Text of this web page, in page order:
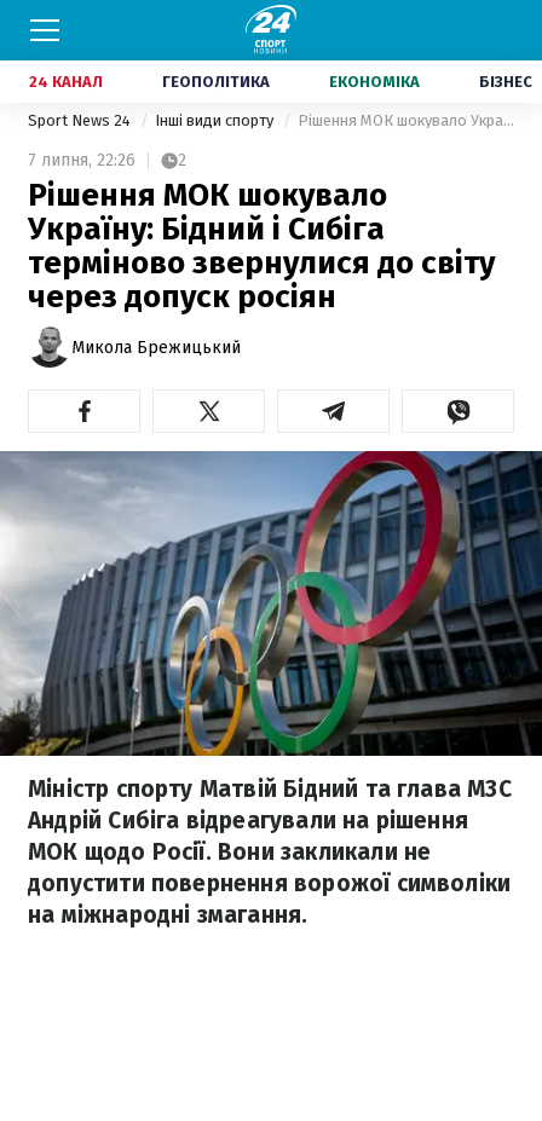
24 КАНАЛ ГЕОПОЛІТИКА ЕКОНОМІКА БІЗНЕС
Sport News 24 Інші види спорту Рішення МОК шокувало Україну: Бідний і Сибіга терміново звернулися до світу через допуск росіян
7 липня, 22:26 2
Рішення МОК шокувало
Україну: Бідний і Сибіга
терміново звернулися до світу
через допуск росіян
Микола Брежицький
Міністр спорту Матвій Бідний та глава МЗС
Андрій Сибіга відреагували на рішення
МОК щодо Росії. Вони закликали не
допустити повернення ворожої символіки
на міжнародні змагання.